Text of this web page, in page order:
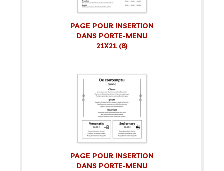
PAGE POUR INSERTION
DANS PORTE-MENU
21X21 (8)
PAGE POUR INSERTION
DANS PORTE-MENU